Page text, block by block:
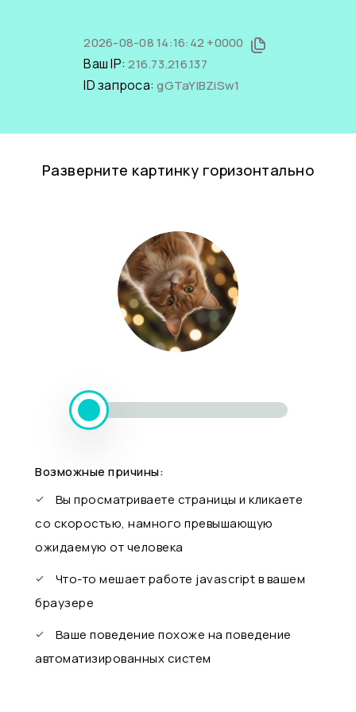
2026-08-08 14:16:42 +0000
Ваш IP:216.73.216.137
ID запроса:gGTaYlBZiSw1
Разверните картинку горизонтально
Возможные причины:
Вы просматриваете страницы и кликаете
со скоростью, намного превышающую
ожидаемую от человека
Что-то мешает работе javascript в вашем
браузере
Ваше поведение похоже на поведение
автоматизированных систем